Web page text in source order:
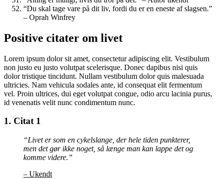
“Du skal tage vare på dit liv, fordi du er en eneste af slagsen.”
– Oprah Winfrey
Positive citater om livet
Lorem ipsum dolor sit amet, consectetur adipiscing elit. Vestibulum
non justo eu justo volutpat scelerisque. Donec dapibus nisi quis
dolor tristique tincidunt. Nullam vestibulum dolor quis malesuada
ultricies. Nam vehicula sodales ante, id consequat elit fermentum
vel. Proin ultrices, dui eget volutpat congue, odio arcu lacinia purus,
id venenatis velit nunc condimentum nunc.
1. Citat 1
“Livet er som en cykelslange, der hele tiden punkterer,
men det gør ikke noget, så længe man kan lappe det og
komme videre.”
– Ukendt